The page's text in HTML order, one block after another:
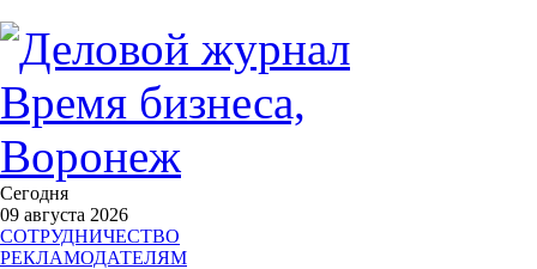
Сегодня
09 августа 2026
СОТРУДНИЧЕСТВО
РЕКЛАМОДАТЕЛЯМ